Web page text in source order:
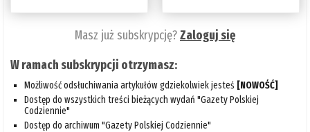
Masz już subskrypcję?Zaloguj się
W ramach subskrypcji otrzymasz:
Możliwość odsłuchiwania artykułów gdziekolwiek jesteś [NOWOŚĆ]
Dostęp do wszystkich treści bieżących wydań "Gazety Polskiej
Codziennie"
Dostęp do archiwum "Gazety Polskiej Codziennie"